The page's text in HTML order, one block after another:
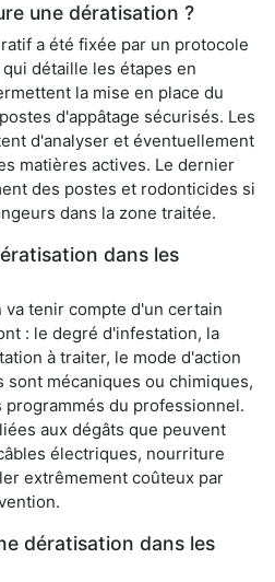
une dératisation ?
a été fixée par un protocole
détaille les étapes en
la mise en place du
d'appâtage sécurisés. Les
d'analyser et éventuellement
matières actives. Le dernier
des postes et rodonticides si
dans la zone traitée.
dans les
tenir compte d'un certain
: le degré d'infestation, la
à traiter, le mode d'action
mécaniques ou chimiques,
du professionnel.
aux dégâts que peuvent
électriques, nourriture
extrêmement coûteux par
dératisation dans les